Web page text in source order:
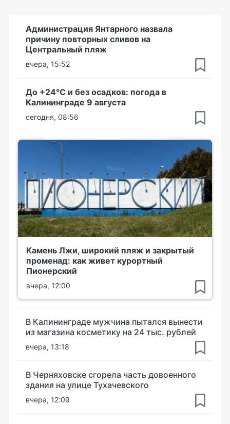
Администрация Янтарного назвала
причину повторных сливов на
Центральный пляж
вчера, 15:52
До +24°С и без осадков: погода в
Калининграде 9 августа
сегодня, 08:56
Камень Лжи, широкий пляж и закрытый
променад: как живет курортный
Пионерский
вчера, 12:00
В Калининграде мужчина пытался вынести
из магазина косметику на 24 тыс. рублей
вчера, 13:18
В Черняховске сгорела часть довоенного
здания на улице Тухачевского
вчера, 12:09